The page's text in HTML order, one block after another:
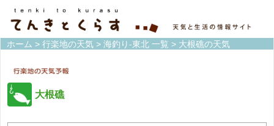
ホーム > 行楽地の天気 > 海釣り-東北 一覧 > 大根礁の天気
大根礁